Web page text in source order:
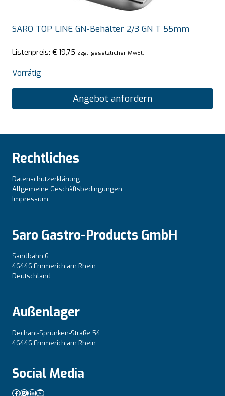
SARO TOP LINE GN-Behälter 2/3 GN T 55mm
Listenpreis: € 19,75 zzgl. gesetzlicher MwSt.
Vorrätig
Angebot anfordern
Rechtliches
Datenschutzerklärung
Allgemeine Geschäftsbedingungen
Impressum
Saro Gastro-Products GmbH
Sandbahn 6
46446 Emmerich am Rhein
Deutschland
Außenlager
Dechant-Sprünken-Straße 54
46446 Emmerich am Rhein
Social Media
Facebook
Instagram
LinkedIn
YouTube